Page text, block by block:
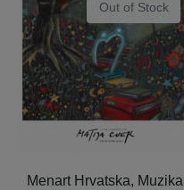
Out of Stock
Menart Hrvatska, Muzika